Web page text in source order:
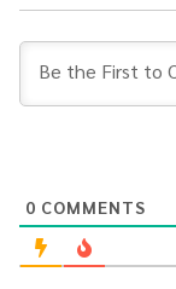
0 COMMENTS